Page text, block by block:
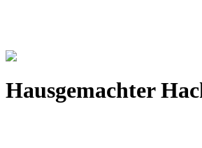
Hausgemachter